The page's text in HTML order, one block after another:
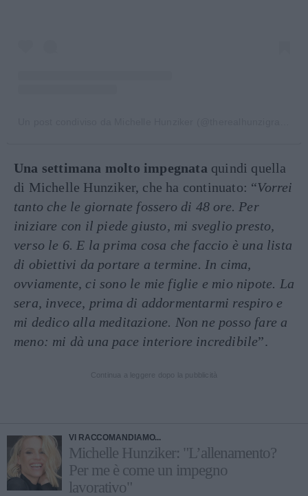
Una settimana molto impegnata quindi quella
di Michelle Hunziker, che ha continuato: “Vorrei
tanto che le giornate fossero di 48 ore. Per
iniziare con il piede giusto, mi sveglio presto,
verso le 6. E la prima cosa che faccio è una lista
di obiettivi da portare a termine. In cima,
ovviamente, ci sono le mie figlie e mio nipote. La
sera, invece, prima di addormentarmi respiro e
mi dedico alla meditazione. Non ne posso fare a
meno: mi dà una pace interiore incredibile”.
VI RACCOMANDIAMO...
Michelle Hunziker: "L’allenamento?
Per me è come un impegno
lavorativo"